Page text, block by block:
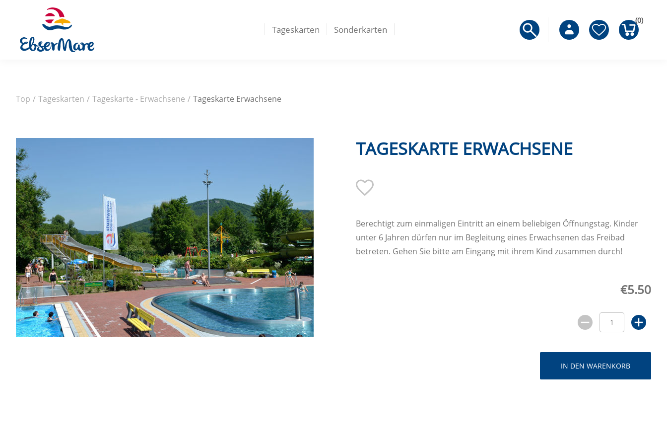
Tageskarten Sonderkarten
(0)
Top / Tageskarten / Tageskarte - Erwachsene / Tageskarte Erwachsene
TAGESKARTE ERWACHSENE
Berechtigt zum einmaligen Eintritt an einem beliebigen Öffnungstag. Kinder
unter 6 Jahren dürfen nur im Begleitung eines Erwachsenen das Freibad
betreten. Gehen Sie bitte am Eingang mit ihrem Kind zusammen durch!
€5.50
IN DEN WARENKORB